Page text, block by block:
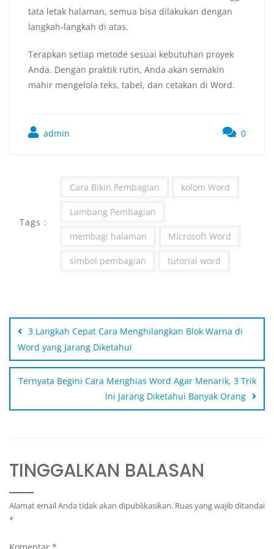
tata letak halaman, semua bisa dilakukan dengan
langkah-langkah di atas.
Terapkan setiap metode sesuai kebutuhan proyek
Anda. Dengan praktik rutin, Anda akan semakin
mahir mengelola teks, tabel, dan cetakan di Word.
admin 0
Tags :
Cara Bikin Pembagian kolom Word
Lambang Pembagian
membagi halaman Microsoft Word
simbol pembagian tutorial word
3 Langkah Cepat Cara Menghilangkan Blok Warna di
Word yang Jarang Diketahui
Ternyata Begini Cara Menghias Word Agar Menarik, 3 Trik
Ini Jarang Diketahui Banyak Orang
TINGGALKAN BALASAN
Alamat email Anda tidak akan dipublikasikan. Ruas yang wajib ditandai
*